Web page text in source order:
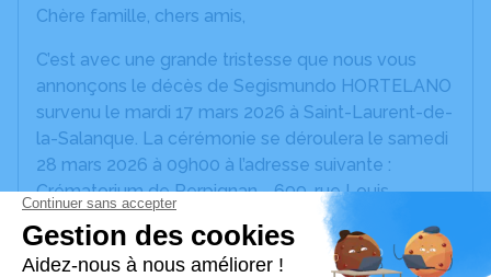
Chère famille, chers amis,
C’est avec une grande tristesse que nous vous
annonçons le décès de Segismundo HORTELANO
survenu le mardi 17 mars 2026 à Saint-Laurent-de-
la-Salanque. La cérémonie se déroulera le samedi
28 mars 2026 à 09h00 à l’adresse suivante :
Crématorium de Perpignan - 699, rue Louis
Mouillard - 66000 Perpignan.
Une cérémonie non officielle se fera dans le mois à